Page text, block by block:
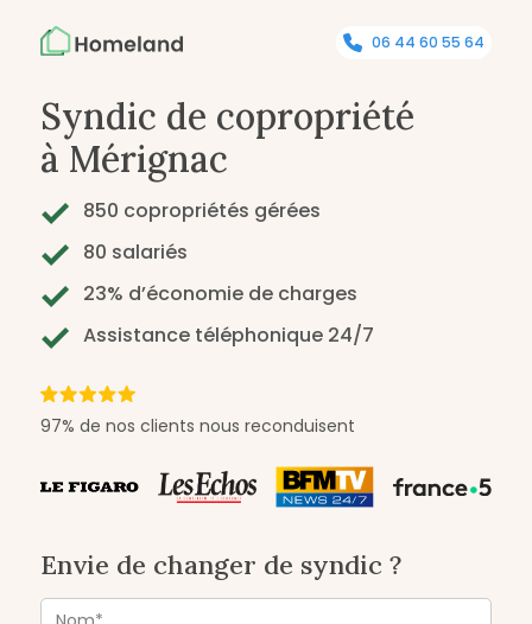
06 44 60 55 64
Syndic de copropriété
à Mérignac
850 copropriétés gérées
80 salariés
23% d’économie de charges
Assistance téléphonique 24/7
97% de nos clients nous reconduisent
Envie de changer de syndic ?